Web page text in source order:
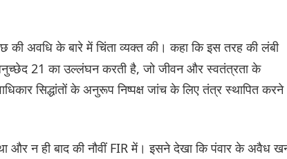
की अवधि के बारे में चिंता व्यक्त की। कहा कि इस तरह की लंबी
21 का उल्लंघन करती है, जो जीवन और स्वतंत्रता के
सिद्धांतों के अनुरूप निष्पक्ष जांच के लिए तंत्र स्थापित करने
और न ही बाद की नौवीं FIR में। इसने देखा कि पंवार के अवैध